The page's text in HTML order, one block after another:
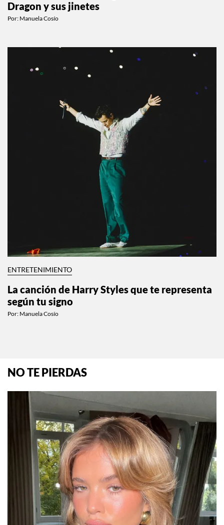
Dragon y sus jinetes
Por: Manuela Cosío
ENTRETENIMIENTO
La canción de Harry Styles que te representa
según tu signo
Por: Manuela Cosío
NO TE PIERDAS